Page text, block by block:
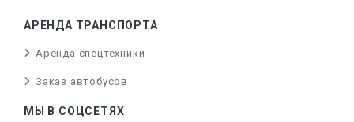
АРЕНДА ТРАНСПОРТА
Аренда спецтехники
Заказ автобусов
МЫ В СОЦСЕТЯХ